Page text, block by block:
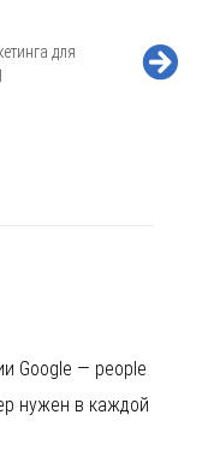
для
Google — people
нужен в каждой